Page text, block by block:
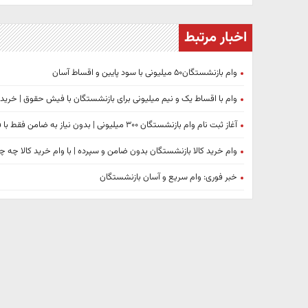
اخبار مرتبط
وام بازنشستگان۵۰ میلیونی با سود پایین و اقساط آسان
وام با اقساط یک و نیم میلیونی برای بازنشستگان با فیش حقوق | خرید بازنشستگان با اعتبار
آغاز ثبت نام وام بازنشستگان ۳۰۰ میلیونی | بدون نیاز به ضامن فقط با فیش حقوقی !
وام خرید کالا بازنشستگان بدون ضامن و سپرده | با وام خرید کالا
خبر فوری: وام سریع و آسان بازنشستگان